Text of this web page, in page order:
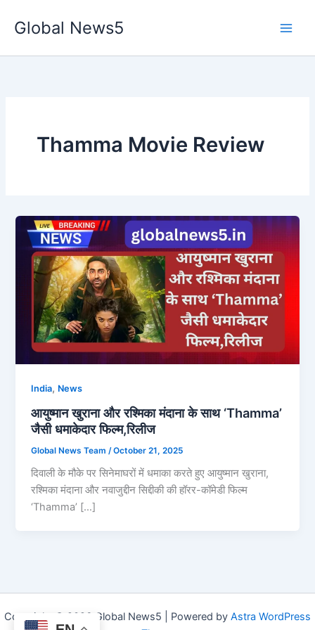
Global News5
Thamma Movie Review
India, News
आयुष्मान खुराना और रश्मिका मंदाना के साथ ‘Thamma’
जैसी धमाकेदार फिल्म,रिलीज
Global News Team /October 21, 2025
दिवाली के मौके पर सिनेमाघरों में धमाका करते हुए आयुष्मान खुराना,
रश्मिका मंदाना और नवाजुद्दीन सिद्दीकी की हॉरर-कॉमेडी फिल्म
‘Thamma’ […]
Copyright © 2026 Global News5 | Powered by Astra WordPress